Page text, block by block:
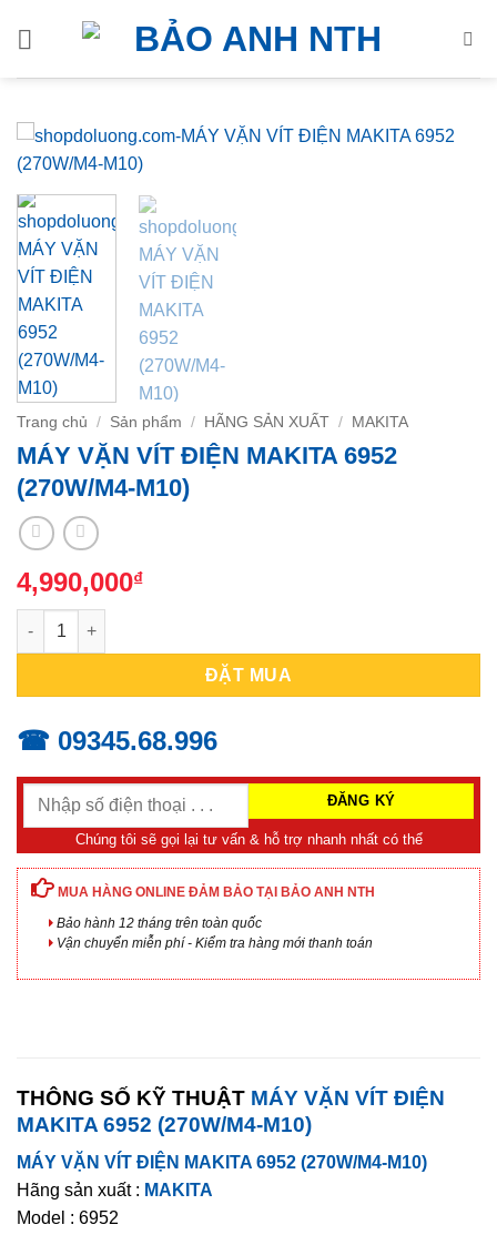
Trang chủ / Sản phẩm / HÃNG SẢN XUẤT / MAKITA
MÁY VẶN VÍT ĐIỆN MAKITA 6952
(270W/M4-M10)
4,990,000₫
MÁY VẶN VÍT ĐIỆN MAKITA 6952 (270W/M4-M10) số lượng
ĐẶT MUA
☎ 09345.68.996
Chúng tôi sẽ gọi lại tư vấn & hỗ trợ nhanh nhất có thể
MUA HÀNG ONLINE ĐẢM BẢO TẠI BẢO ANH NTH
Bảo hành 12 tháng trên toàn quốc
Vận chuyển miễn phí - Kiểm tra hàng mới thanh toán
THÔNG SỐ KỸ THUẬT MÁY VẶN VÍT ĐIỆN
MAKITA 6952 (270W/M4-M10)
MÁY VẶN VÍT ĐIỆN MAKITA 6952 (270W/M4-M10)
Hãng sản xuất : MAKITA
Model : 6952